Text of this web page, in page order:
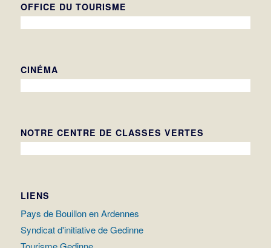
OFFICE DU TOURISME
CINÉMA
NOTRE CENTRE DE CLASSES VERTES
LIENS
Pays de Bouillon en Ardennes
Syndicat d'initiative de Gedinne